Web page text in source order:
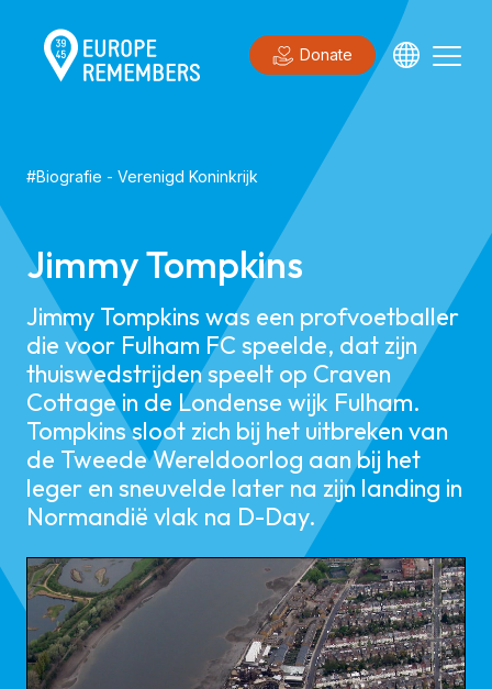
Donate
#Biografie - Verenigd Koninkrijk
Jimmy Tompkins
Jimmy Tompkins was een profvoetballer
die voor Fulham FC speelde, dat zijn
thuiswedstrijden speelt op Craven
Cottage in de Londense wijk Fulham.
Tompkins sloot zich bij het uitbreken van
de Tweede Wereldoorlog aan bij het
leger en sneuvelde later na zijn landing in
Normandië vlak na D-Day.